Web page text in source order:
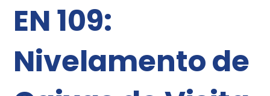
EN 109:
Nivelamento de